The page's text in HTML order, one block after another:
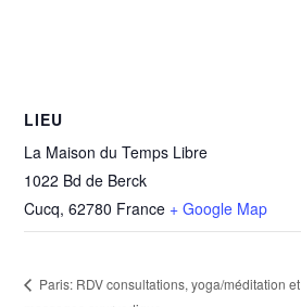
LIEU
La Maison du Temps Libre
1022 Bd de Berck
Cucq, 62780 France + Google Map
Paris: RDV consultations, yoga/méditation et